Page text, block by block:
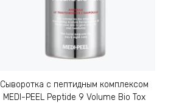
Сыворотка с пептидным комплексом
MEDI-PEEL Peptide 9 Volume Bio Tox